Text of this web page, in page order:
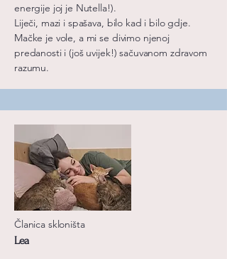
energije joj je Nutella!).
Liječi, mazi i spašava, bilo kad i bilo gdje.
Mačke je vole, a mi se divimo njenoj
predanosti i (još uvijek!) sačuvanom zdravom
razumu.
Članica skloništa
Lea